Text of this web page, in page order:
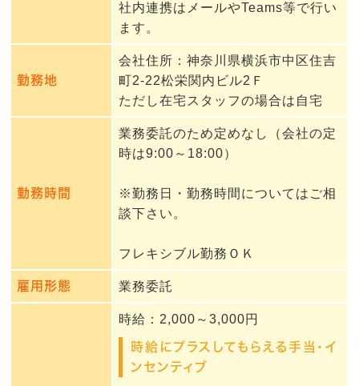
社内連携はメールやTeams等で行い
ます。
勤務地
会社住所：神奈川県横浜市中区住吉
町2-22松栄関内ビル2Ｆ
ただし在宅スタッフの場合は自宅
勤務時間
業務委託のため定めなし（会社の定
時は9:00～18:00）
※勤務日・勤務時間についてはご相
談下さい。
フレキシブル勤務ＯＫ
雇用形態 業務委託
時給：2,000～3,000円
時給にプラスしてもらえる手当・イ
ンセンティブ